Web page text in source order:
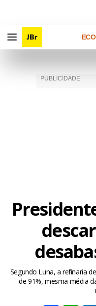
Segundo Luna, a refinaria
de 91%, mesma média